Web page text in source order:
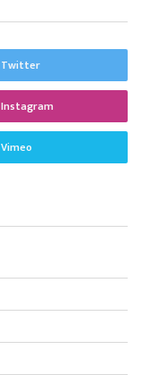
Twitter
Instagram
Vimeo